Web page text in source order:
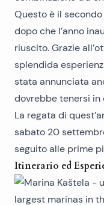
Questo è il
dopo che l’anno
riuscito. Grazie
splendida
stata annunciata
dovrebbe tenersi in
La regata di
sabato 20
seguito alle prime
Itinerario ed